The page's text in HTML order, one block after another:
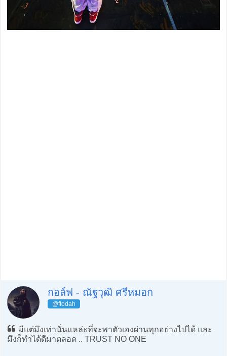
กอล์ฟ - ณัฐวุฒิ ศรีหมอก
@ftodah
มีแต่มึงเท่านั่นแหล่ะที่จะพาตัวเองผ่านทุกอย่างไปได้ และ
มึงก็ทำได้ดีมาตลอด .. TRUST NO ONE